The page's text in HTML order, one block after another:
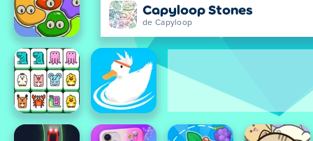
Capyloop Stones
de Capyloop